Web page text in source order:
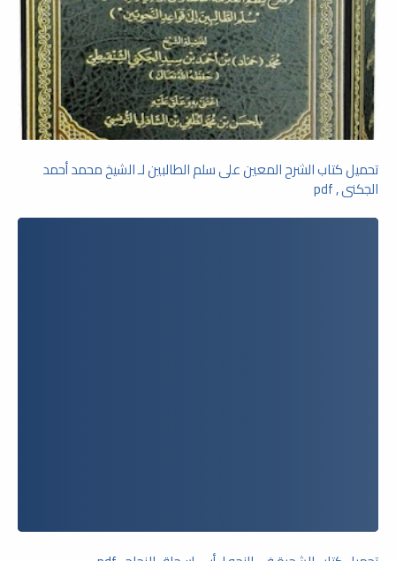
تحميل كتاب الشرح المعين على سلم الطالبين لـ الشيخ محمد أحمد
الجكنى , pdf